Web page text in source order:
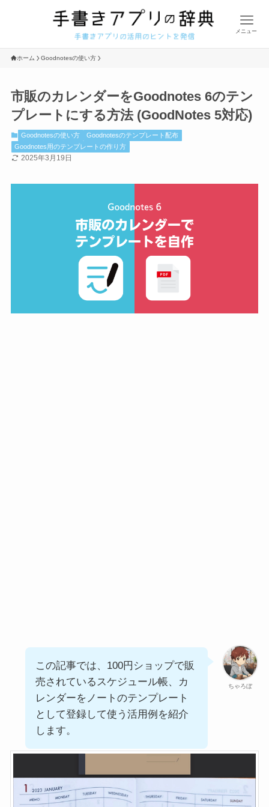
メニュー
ホーム Goodnotesの使い方
市販のカレンダーをGoodnotes 6のテン
プレートにする方法 (GoodNotes 5対応)
Goodnotesの使い方
Goodnotesのテンプレート配布
Goodnotes用のテンプレートの作り方
2025年3月19日
ちゃろぼ
この記事では、100円ショップで販
売されているスケジュール帳、カ
レンダーをノートのテンプレート
として登録して使う活用例を紹介
します。